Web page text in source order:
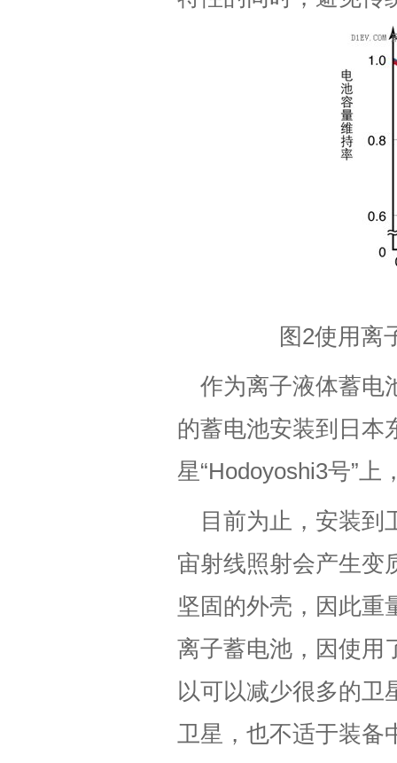
图2使用离子
作为离子液体蓄电
的蓄电池安装到日本
星“Hodoyoshi3号”
目前为止，安装到
宙射线照射会产生变
坚固的外壳，因此重
离子蓄电池，因使用
以可以减少很多的卫
卫星，也不适于装备